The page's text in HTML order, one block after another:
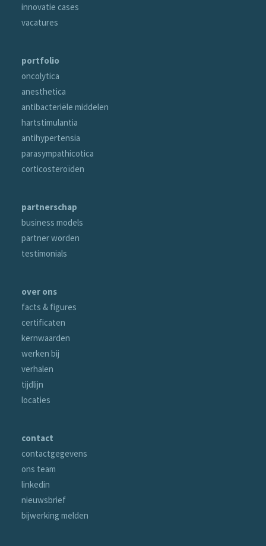
innovatie cases
vacatures
portfolio
oncolytica
anesthetica
antibacteriële middelen
hartstimulantia
antihypertensia
parasympathicotica
corticosteroïden
partnerschap
business models
partner worden
testimonials
over ons
facts & figures
certificaten
kernwaarden
werken bij
verhalen
tijdlijn
locaties
contact
contactgegevens
ons team
linkedin
nieuwsbrief
bijwerking melden